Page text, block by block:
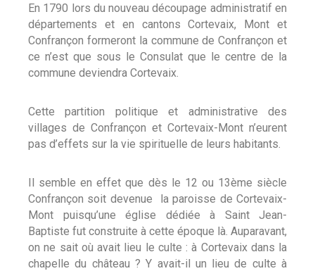
En 1790 lors du nouveau découpage administratif en
départements et en cantons Cortevaix, Mont et
Confrançon formeront la commune de Confrançon et
ce n’est que sous le Consulat que le centre de la
commune deviendra Cortevaix.
Cette partition politique et administrative des
villages de Confrançon et Cortevaix-Mont n’eurent
pas d’effets sur la vie spirituelle de leurs habitants.
Il semble en effet que dès le 12 ou 13ème siècle
Confrançon soit devenue la paroisse de Cortevaix-
Mont puisqu’une église dédiée à Saint Jean-
Baptiste fut construite à cette époque là. Auparavant,
on ne sait où avait lieu le culte : à Cortevaix dans la
chapelle du château ? Y avait-il un lieu de culte à